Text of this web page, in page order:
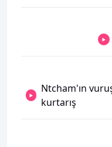
Ntcham'ın
kurtarış